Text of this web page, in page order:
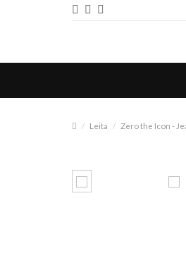
Leita Zero the Icon -